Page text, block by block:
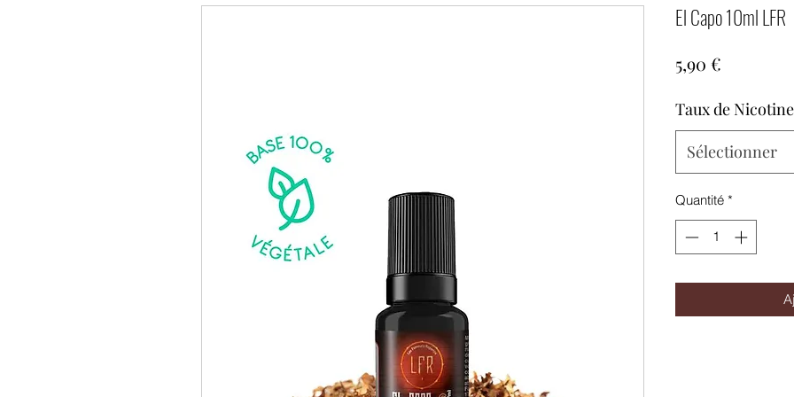
El Capo 10ml LFR
5,90 €
Taux de Nicotine
Sélectionner
Quantité *